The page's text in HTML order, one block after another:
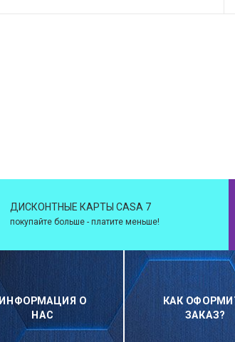
ДИСКОНТНЫЕ КАРТЫ CASA 7
покупайте больше - платите меньше!
ИНФОРМАЦИЯ О
НАС
КАК
ЗАКАЗ?